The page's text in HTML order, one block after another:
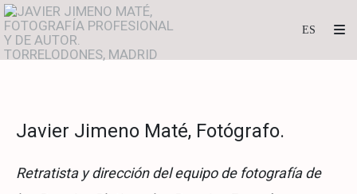
Javier Jimeno Maté, Fotógrafo.
Retratista y dirección del equipo de fotografía de